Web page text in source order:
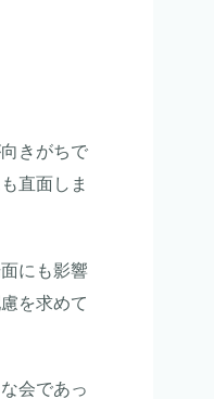
きがちで
直面しま
にも影響
を求めて
会であっ